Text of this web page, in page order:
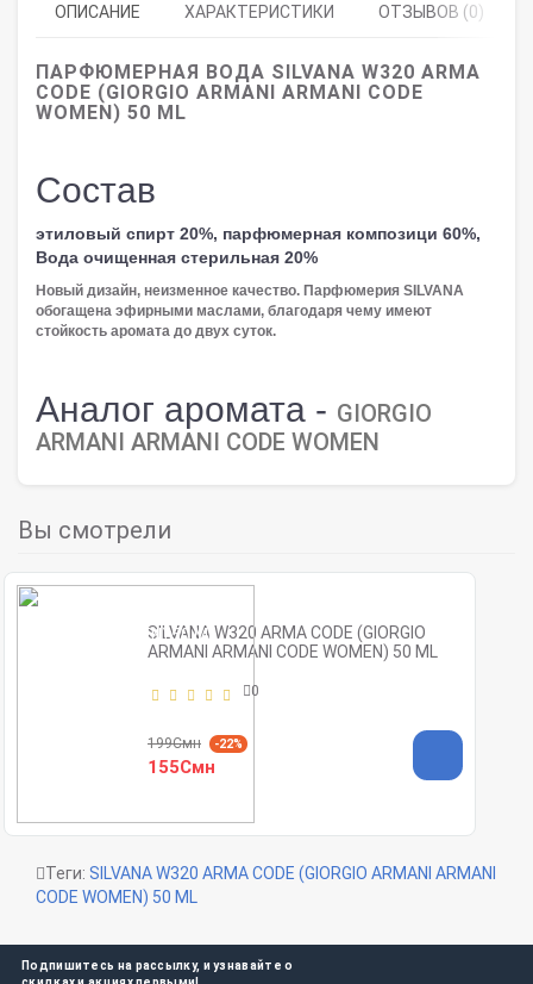
ОПИСАНИЕ ХАРАКТЕРИСТИКИ ОТЗЫВОВ (0)
ПАРФЮМЕРНАЯ ВОДА SILVANA W320 ARMA
CODE (GIORGIO ARMANI ARMANI CODE
WOMEN) 50 ML
Состав
этиловый спирт 20%, парфюмерная композици 60%,
Вода очищенная стерильная 20%
Новый дизайн, неизменное качество. Парфюмерия SILVANA
обогащена эфирными маслами, благодаря чему имеют
стойкость аромата до двух суток.
Аналог аромата - GIORGIO
ARMANI ARMANI CODE WOMEN
Вы смотрели
SILVANA W320 ARMA CODE (GIORGIO
ARMANI ARMANI CODE WOMEN) 50 ML
0
199Смн -22%
155Смн
Теги: SILVANA W320 ARMA CODE (GIORGIO ARMANI ARMANI
CODE WOMEN) 50 ML
Подпишитесь на рассылку, и узнавайте о